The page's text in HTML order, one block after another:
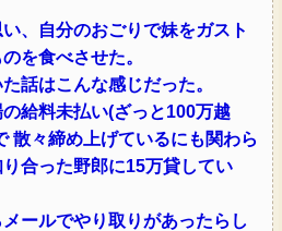
、自分のおごりで妹をガスト
を食べさせた。
話はこんな感じだった。
の給料未払い(ざっと100万越
散々締め上げているにも関わら
合った野郎に15万貸してい
ールでやり取りがあったらし